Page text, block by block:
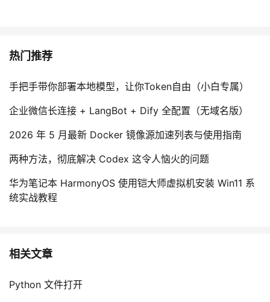
热门推荐
手把手带你部署本地模型，让你Token自由（小白专属）
企业微信长连接 + LangBot + Dify 全配置（无域名版）
2026 年 5 月最新 Docker 镜像源加速列表与使用指南
两种方法，彻底解决 Codex 这令人恼火的问题
华为笔记本 HarmonyOS 使用铠大师虚拟机安装 Win11 系
统实战教程
相关文章
Python 文件打开